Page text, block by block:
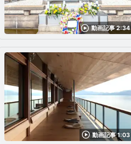
動画記事 2:34
動画記事 1:03